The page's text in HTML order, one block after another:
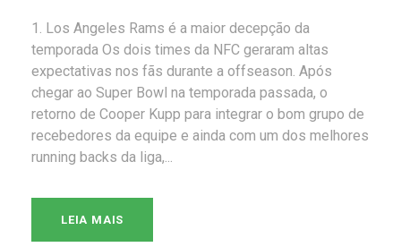
1. Los Angeles Rams é a maior decepção da
temporada Os dois times da NFC geraram altas
expectativas nos fãs durante a offseason. Após
chegar ao Super Bowl na temporada passada, o
retorno de Cooper Kupp para integrar o bom grupo de
recebedores da equipe e ainda com um dos melhores
running backs da liga,...
LEIA MAIS